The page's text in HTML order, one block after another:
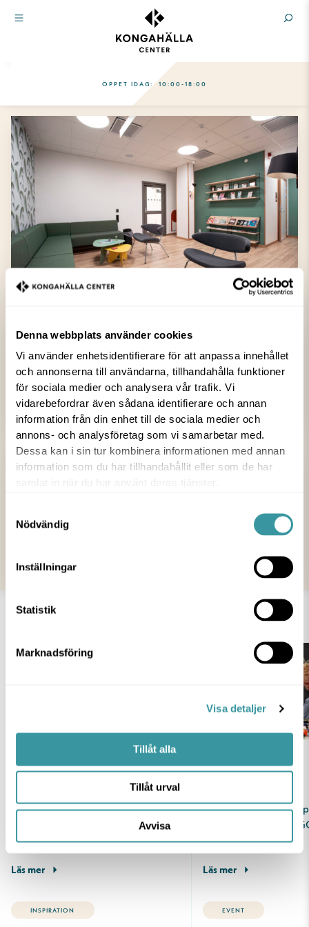
Denna webbplats använder cookies
Vi använder enhetsidentifierare för att anpassa innehållet
och annonserna till användarna, tillhandahålla funktioner
för sociala medier och analysera vår trafik. Vi
vidarebefordrar även sådana identifierare och annan
information från din enhet till de sociala medier och
annons- och analysföretag som vi samarbetar med.
Dessa kan i sin tur kombinera informationen med annan
information som du har tillhandahållit eller som de har
samlat in när du har använt deras tjänster.
Nödvändig
Inställningar
Statistik
Marknadsföring
Visa detaljer
Tillåt alla
Tillåt urval
Avvisa
ÖPPET IDAG: 10:00-18:00
Barnmorskemottagningen
ORDINARIE ÖPPETTIDER
Ny termin, nya favoriter.
Det är något särskilt med känslan av en
nystart. Nya rutiner, nya mål och
kanske…
Läs mer
INSPIRATION
Vissa bygger sandslott
Andra bygger med
Välkommen till ett…
Läs mer
EVENT